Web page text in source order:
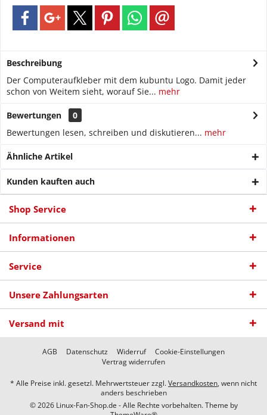
Beschreibung
Der Computeraufkleber mit dem kubuntu Logo. Damit jeder
schon von Weitem sieht, worauf Sie... mehr
Bewertungen
0
Bewertungen lesen, schreiben und diskutieren... mehr
Ähnliche Artikel
Kunden kauften auch
Shop Service
Informationen
Service
Unsere Zahlungsarten
Versand mit
AGB Datenschutz Widerruf
Cookie-Einstellungen
Vertrag widerrufen
* Alle Preise inkl. gesetzl. Mehrwertsteuer zzgl.Versandkosten, wenn nicht
anders beschrieben
© 2026 Linux-Fan-Shop.de - Alle Rechte vorbehalten. Theme by